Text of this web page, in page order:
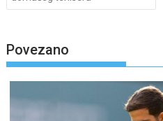
Povezano